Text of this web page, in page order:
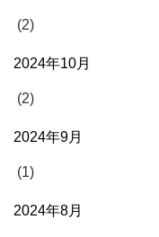
(2)
2024年10月
(2)
2024年9月
(1)
2024年8月